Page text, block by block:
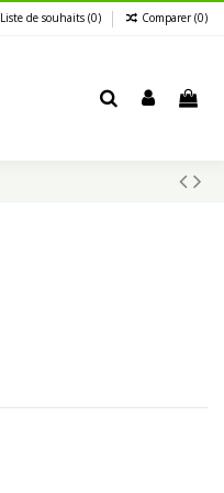
Liste de souhaits (0) Comparer (0)